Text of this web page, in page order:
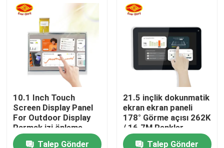
Fabrika turu
Kalite kontrol
Bize ulaşın
Haberler
10.1 Inch Touch
Screen Display Panel
For Outdoor Display
Parmak izi önleme
kaplaması
Talep Gönder
21.5 inçlik dokunmatik
ekran ekran paneli
178° Görme açısı 262K
/ 16.7M Renkler
Talep Gönder